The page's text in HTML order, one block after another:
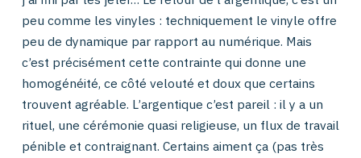
peu comme les vinyles : techniquement le vinyle offre
peu de dynamique par rapport au numérique. Mais
c’est précisément cette contrainte qui donne une
homogénéité, ce côté velouté et doux que certains
trouvent agréable. L’argentique c’est pareil : il y a un
rituel, une cérémonie quasi religieuse, un flux de travail
pénible et contraignant. Certains aiment ça (pas très